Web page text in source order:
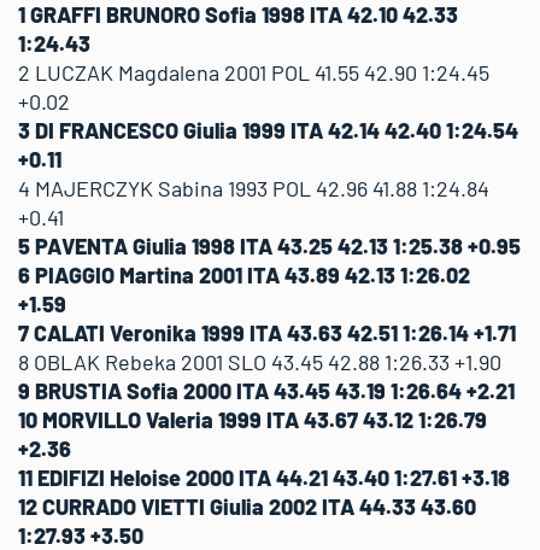
1 GRAFFI BRUNORO Sofia 1998 ITA 42.10 42.33
1:24.43
2 LUCZAK Magdalena 2001 POL 41.55 42.90 1:24.45
+0.02
3 DI FRANCESCO Giulia 1999 ITA 42.14 42.40 1:24.54
+0.11
4 MAJERCZYK Sabina 1993 POL 42.96 41.88 1:24.84
+0.41
5 PAVENTA Giulia 1998 ITA 43.25 42.13 1:25.38 +0.95
6 PIAGGIO Martina 2001 ITA 43.89 42.13 1:26.02
+1.59
7 CALATI Veronika 1999 ITA 43.63 42.51 1:26.14 +1.71
8 OBLAK Rebeka 2001 SLO 43.45 42.88 1:26.33 +1.90
9 BRUSTIA Sofia 2000 ITA 43.45 43.19 1:26.64 +2.21
10 MORVILLO Valeria 1999 ITA 43.67 43.12 1:26.79
+2.36
11 EDIFIZI Heloise 2000 ITA 44.21 43.40 1:27.61 +3.18
12 CURRADO VIETTI Giulia 2002 ITA 44.33 43.60
1:27.93 +3.50